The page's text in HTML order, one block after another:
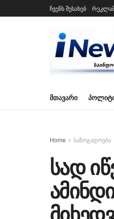
ჩვენს შესახებ
ᲛᲗᲐᲕᲐᲠᲘ
Home საზოგადოება
სად